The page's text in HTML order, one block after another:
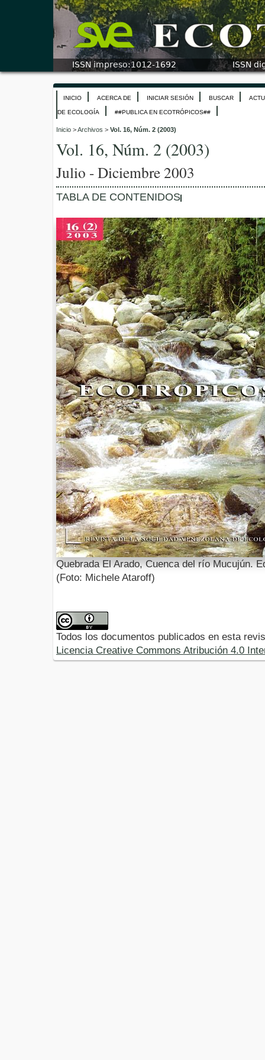
INICIO ACERCA DE INICIAR SESIÓN BUSCAR
DE ECOLOGÍA ##PUBLICA EN ECOTRÓPICOS##
Inicio >Archivos > Vol. 16, Núm. 2 (2003)
Vol. 16, Núm. 2 (2003)
Julio - Diciembre 2003
TABLA DE CONTENIDOS
Quebrada El Arado, Cuenca del río Mucujún.
(Foto: Michele Ataroff)
Todos los documentos publicados en esta
Licencia Creative Commons Atribución 4.0